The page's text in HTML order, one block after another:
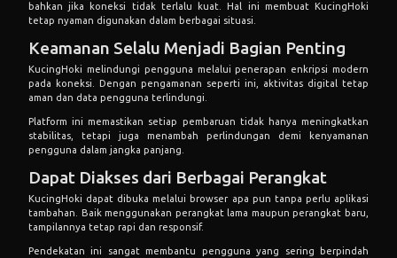
bahkan jika koneksi tidak terlalu kuat. Hal ini membuat KucingHoki
tetap nyaman digunakan dalam berbagai situasi.
Keamanan Selalu Menjadi Bagian Penting
KucingHoki melindungi pengguna melalui penerapan enkripsi modern
pada koneksi. Dengan pengamanan seperti ini, aktivitas digital tetap
aman dan data pengguna terlindungi.
Platform ini memastikan setiap pembaruan tidak hanya meningkatkan
stabilitas, tetapi juga menambah perlindungan demi kenyamanan
pengguna dalam jangka panjang.
Dapat Diakses dari Berbagai Perangkat
KucingHoki dapat dibuka melalui browser apa pun tanpa perlu aplikasi
tambahan. Baik menggunakan perangkat lama maupun perangkat baru,
tampilannya tetap rapi dan responsif.
Pendekatan ini sangat membantu pengguna yang sering berpindah